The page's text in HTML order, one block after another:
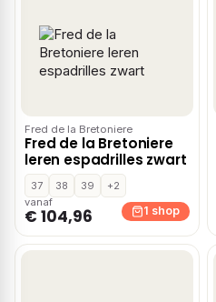
Fred de la Bretoniere
Fred de la Bretoniere
leren espadrilles zwart
37 38 39
+2
vanaf
€ 104,96 1 shop